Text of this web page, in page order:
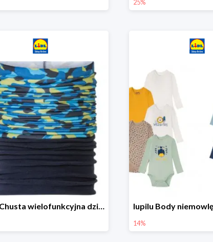
25%
lupilu Chusta wielofunkcyjna dziecięca
14%